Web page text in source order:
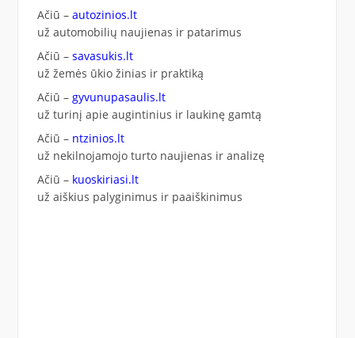
Ačiū – autozinios.lt
už automobilių naujienas ir patarimus
Ačiū – savasukis.lt
už žemės ūkio žinias ir praktiką
Ačiū – gyvunupasaulis.lt
už turinį apie augintinius ir laukinę gamtą
Ačiū – ntzinios.lt
už nekilnojamojo turto naujienas ir analizę
Ačiū – kuoskiriasi.lt
už aiškius palyginimus ir paaiškinimus